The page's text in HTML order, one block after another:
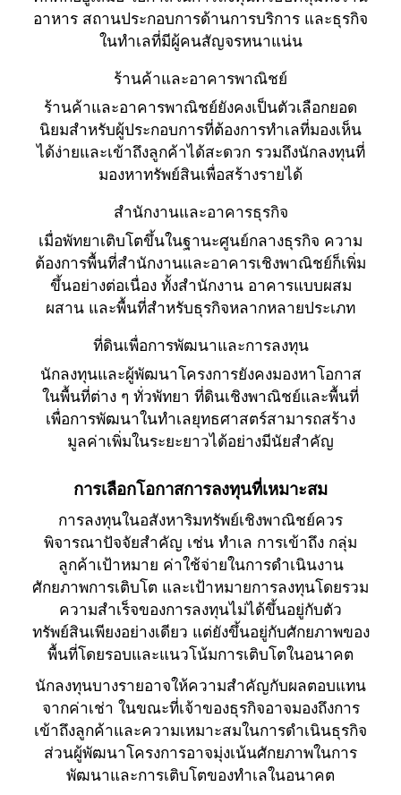
อาหาร สถานประกอบการด้านการบริการ และธุรกิจ
ในทำเลที่มีผู้คนสัญจรหนาแน่น
ร้านค้าและอาคารพาณิชย์
ร้านค้าและอาคารพาณิชย์ยังคงเป็นตัวเลือกยอด
นิยมสำหรับผู้ประกอบการที่ต้องการทำเลที่มองเห็น
ได้ง่ายและเข้าถึงลูกค้าได้สะดวก รวมถึงนักลงทุนที่
มองหาทรัพย์สินเพื่อสร้างรายได้
สำนักงานและอาคารธุรกิจ
เมื่อพัทยาเติบโตขึ้นในฐานะศูนย์กลางธุรกิจ ความ
ต้องการพื้นที่สำนักงานและอาคารเชิงพาณิชย์ก็เพิ่ม
ขึ้นอย่างต่อเนื่อง ทั้งสำนักงาน อาคารแบบผสม
ผสาน และพื้นที่สำหรับธุรกิจหลากหลายประเภท
ที่ดินเพื่อการพัฒนาและการลงทุน
นักลงทุนและผู้พัฒนาโครงการยังคงมองหาโอกาส
ในพื้นที่ต่าง ๆ ทั่วพัทยา ที่ดินเชิงพาณิชย์และพื้นที่
เพื่อการพัฒนาในทำเลยุทธศาสตร์สามารถสร้าง
มูลค่าเพิ่มในระยะยาวได้อย่างมีนัยสำคัญ
การเลือกโอกาสการลงทุนที่เหมาะสม
การลงทุนในอสังหาริมทรัพย์เชิงพาณิชย์ควร
พิจารณาปัจจัยสำคัญ เช่น ทำเล การเข้าถึง กลุ่ม
ลูกค้าเป้าหมาย ค่าใช้จ่ายในการดำเนินงาน
ศักยภาพการเติบโต และเป้าหมายการลงทุนโดยรวม
ความสำเร็จของการลงทุนไม่ได้ขึ้นอยู่กับตัว
ทรัพย์สินเพียงอย่างเดียว แต่ยังขึ้นอยู่กับศักยภาพของ
พื้นที่โดยรอบและแนวโน้มการเติบโตในอนาคต
นักลงทุนบางรายอาจให้ความสำคัญกับผลตอบแทน
จากค่าเช่า ในขณะที่เจ้าของธุรกิจอาจมองถึงการ
เข้าถึงลูกค้าและความเหมาะสมในการดำเนินธุรกิจ
ส่วนผู้พัฒนาโครงการอาจมุ่งเน้นศักยภาพในการ
พัฒนาและการเติบโตของทำเลในอนาคต